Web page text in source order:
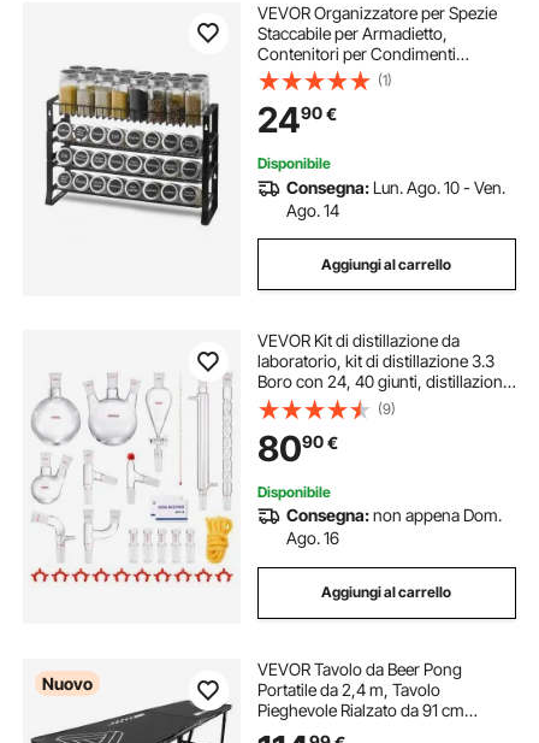
VEVOR Organizzatore per Spezie
Staccabile per Armadietto,
Contenitori per Condimenti
Impilabile a 4 Cravatte, Porta Spezie
per Dispensa da Cucina da Banco o
da Parete, 401x116x271 mm
(1)
2490€
Disponibile
Consegna: Lun. Ago. 10 - Ven.
Ago. 14
Aggiungi al carrello
VEVOR Kit di distillazione da
laboratorio, kit di distillazione 3.3
Boro con 24, 40 giunti, distillazione
di oli essenziali da 1000 ml, set di
attrezzature per vetreria da 29 pezzi
(9)
8090€
Disponibile
Consegna:non appena Dom.
Ago. 16
Aggiungi al carrello
Nuovo
VEVOR Tavolo da Beer Pong
Portatile da 2,4 m, Tavolo
Pieghevole Rialzato da 91 cm
Maniglie per Trasporto e 6 Palline